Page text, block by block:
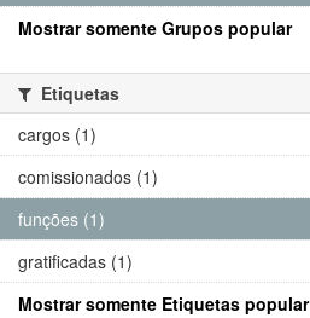
Mostrar somente Grupos popular
Etiquetas
cargos (1)
comissionados (1)
funções (1)
gratificadas (1)
Mostrar somente Etiquetas popular